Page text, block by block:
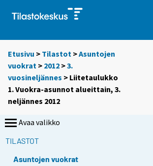
Etusivu > Tilastot >Asuntojen
vuokrat > 2012 >3.
vuosineljännes > Liitetaulukko
1. Vuokra-asunnot alueittain, 3.
neljännes 2012
Avaa valikko
TILASTOT
Asuntojen vuokrat